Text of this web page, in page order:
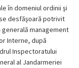
în domeniul ordinii şi
desfăşoară potrivit
management
Interne, după
Inspectoratului
al Jandarmeriei